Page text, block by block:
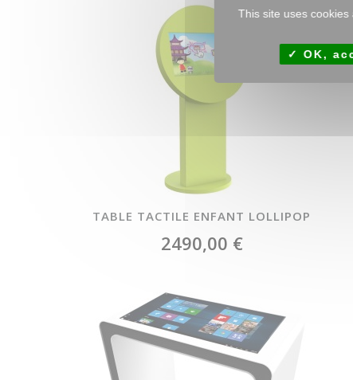
TABLE TACTILE ENFANT LOLLIPOP
2490,00 €
This site uses
OK,